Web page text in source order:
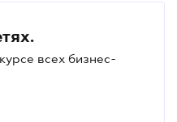
всех бизнес-